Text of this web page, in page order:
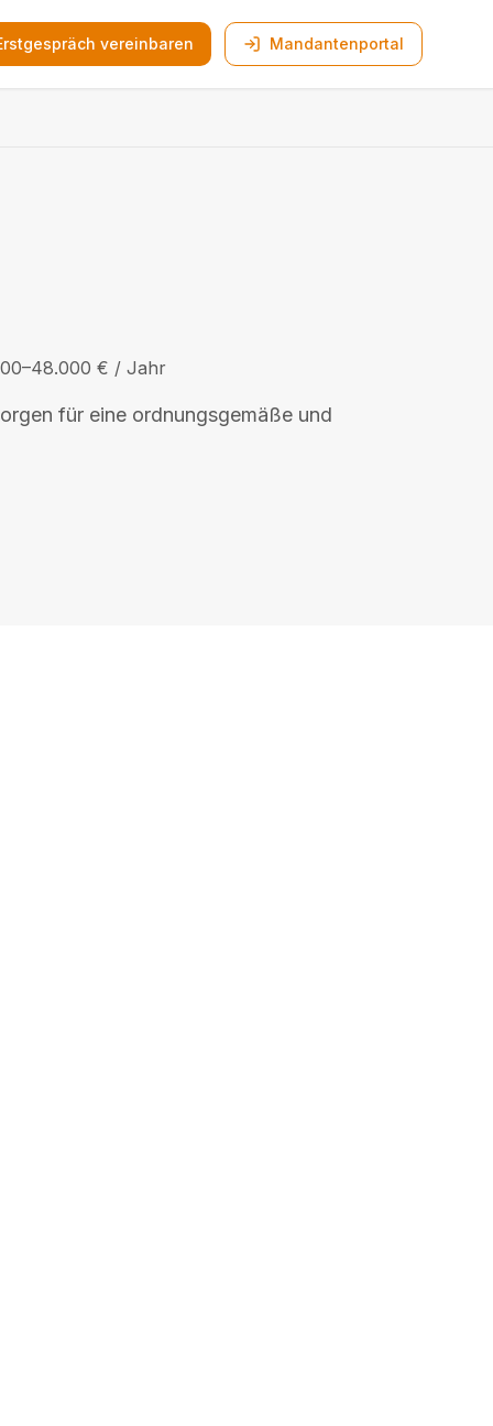
vereinbaren Mandantenportal
–48.000 € / Jahr
für eine ordnungsgemäße und